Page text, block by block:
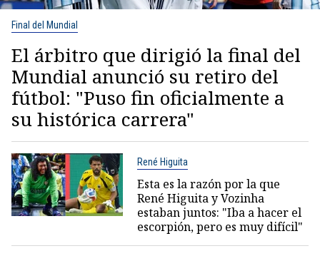
Final del Mundial
El árbitro que dirigió la final del
Mundial anunció su retiro del
fútbol: "Puso fin oficialmente a
su histórica carrera"
René Higuita
Esta es la razón por la que
René Higuita y Vozinha
estaban juntos: "Iba a hacer el
escorpión, pero es muy difícil"